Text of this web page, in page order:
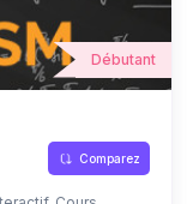
Débutant
Comparez